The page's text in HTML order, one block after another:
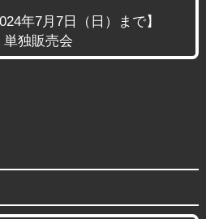
年7月7日（日）まで】
単独販売会